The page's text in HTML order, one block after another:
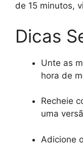
de 15 minutos,
Dicas
Unte as
hora de
Recheie
uma
Adicione